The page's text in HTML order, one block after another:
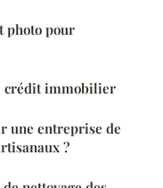
photo pour
crédit immobilier
une entreprise de
?